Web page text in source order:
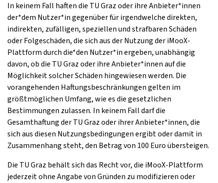
In keinem Fall haften die TU Graz oder ihre Anbieter*innen
der*dem Nutzer*in gegenüber für irgendwelche direkten,
indirekten, zufälligen, speziellen und strafbaren Schäden
oder Folgeschäden, die sich aus der Nutzung der iMooX-
Plattform durch die*den Nutzer*in ergeben, unabhängig
davon, ob die TU Graz oder ihre Anbieter*innen auf die
Möglichkeit solcher Schäden hingewiesen werden. Die
vorangehenden Haftungsbeschränkungen gelten im
größtmöglichen Umfang, wie es die gesetzlichen
Bestimmungen zulassen. In keinem Fall darf die
Gesamthaftung der TU Graz oder ihrer Anbieter*innen, die
sich aus diesen Nutzungsbedingungen ergibt oder damit in
Zusammenhang steht, den Betrag von 100 Euro übersteigen.
Die TU Graz behält sich das Recht vor, die iMooX-Plattform
jederzeit ohne Angabe von Gründen zu modifizieren oder